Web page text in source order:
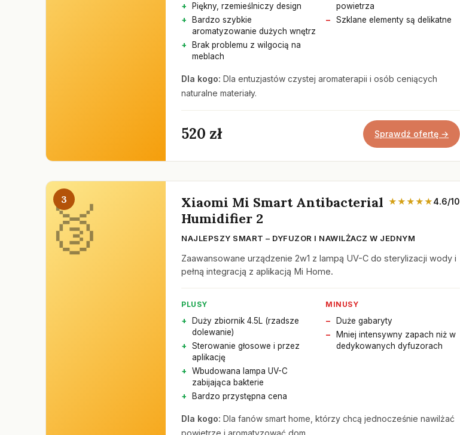
Piękny, rzemieślniczy design
Bardzo szybkie
aromatyzowanie dużych wnętrz
Brak problemu z wilgocią na
meblach
powietrza
Szklane elementy są delikatne
Dla kogo: Dla entuzjastów czystej aromaterapii i osób ceniących
naturalne materiały.
520 zł Sprawdź ofertę →
3
Xiaomi Mi Smart Antibacterial
Humidifier 2
★★★★★4.6/10
NAJLEPSZY SMART – DYFUZOR I NAWILŻACZ W JEDNYM
Zaawansowane urządzenie 2w1 z lampą UV-C do sterylizacji wody i
pełną integracją z aplikacją Mi Home.
PLUSY
Duży zbiornik 4.5L (rzadsze
dolewanie)
Sterowanie głosowe i przez
aplikację
Wbudowana lampa UV-C
zabijająca bakterie
Bardzo przystępna cena
MINUSY
Duże gabaryty
Mniej intensywny zapach niż w
dedykowanych dyfuzorach
Dla kogo: Dla fanów smart home, którzy chcą jednocześnie nawilżać
powietrze i aromatyzować dom.